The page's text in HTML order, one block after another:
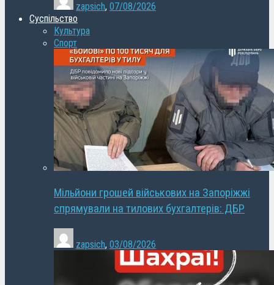
zapsich, 07/08/2026
Суспільство
Культура
Спорт
Мільйони грошей військових на Запоріжжі
спрямували на тилових бухгалтерів: ДБР
zapsich, 03/08/2026